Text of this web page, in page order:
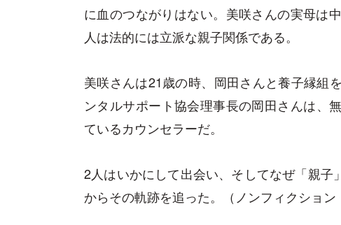
に血のつながりはない。美咲さんの実母は
人は法的には立派な親子関係である。
美咲さんは21歳の時、岡田さんと養子縁組
ンタルサポート協会理事長の岡田さんは、
ているカウンセラーだ。
2人はいかにして出会い、そしてなぜ「親
からその軌跡を追った。（ノンフィクショ